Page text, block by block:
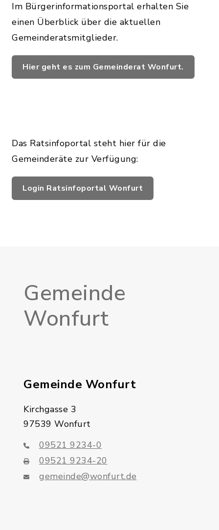
Im Bürgerinformationsportal erhalten Sie
einen Überblick über die aktuellen
Gemeinderatsmitglieder.
Hier geht es zum Gemeinderat Wonfurt.
Das Ratsinfoportal steht hier für die
Gemeinderäte zur Verfügung:
Login Ratsinfoportal Wonfurt
Gemeinde
Wonfurt
Gemeinde Wonfurt
Kirchgasse 3
97539 Wonfurt
09521 9234-0
09521 9234-20
gemeinde@wonfurt.de